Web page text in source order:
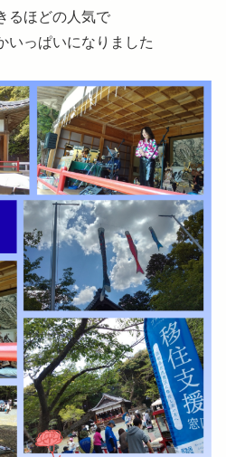
るほどの人気で
いっぱいになりました